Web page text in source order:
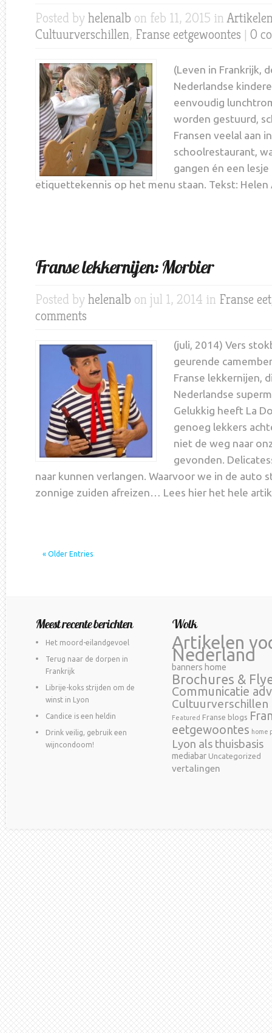
Posted by helenalb on feb 11, 2015 in
Cultuurverschillen, Franse eetgewoontes | 0
(Leven in Frankrijk,
Nederlandse
eenvoudig
worden gestuurd,
Fransen veelal aan
schoolrestaurant,
gangen én een
etiquettekennis op het menu staan. Tekst: Helen
Franse lekkernijen: Morbier
Posted by helenalb on jul 1, 2014 in Franse
comments
(juli, 2014) Vers
geurende
Franse lekkernijen,
Nederlandse
Gelukkig heeft La
genoeg lekkers
niet de weg naar
gevonden.
naar kunnen verlangen. Waarvoor we in de auto
zonnige zuiden afreizen… Lees hier het hele
« Older Entries
Meest recente berichten
Het moord-eilandgevoel
Terug naar de dorpen in
Frankrijk
Librije-koks strijden om de
winst in Lyon
Candice is een heldin
Drink veilig, gebruik een
wijncondoom!
Wolk
Artikelen
Nederland
banners home
Brochures &
Communicatie
Cultuurverschillen
Featured Franse blogs
eetgewoontes home
Lyon als thuisbasis
mediabar Uncategorized
vertalingen